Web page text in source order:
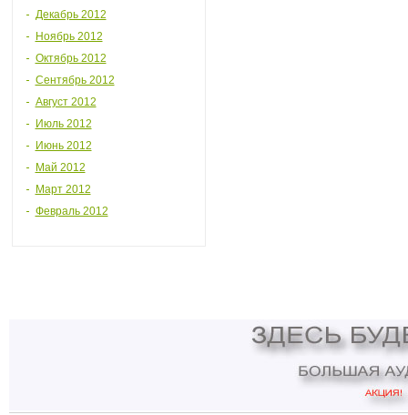
Декабрь 2012
Ноябрь 2012
Октябрь 2012
Сентябрь 2012
Август 2012
Июль 2012
Июнь 2012
Май 2012
Март 2012
Февраль 2012